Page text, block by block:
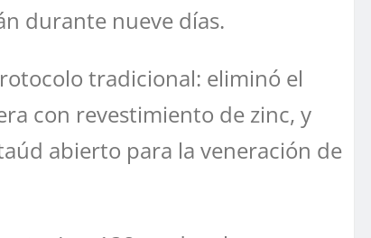
durante nueve días.
tradicional: eliminó el
con revestimiento de zinc, y
abierto para la veneración de